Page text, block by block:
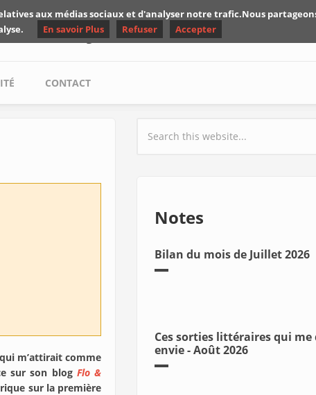
de Yuyine
CONTACT
m’attirait comme
sur son blog Flo &
sur la première
Search form
Notes
Bilan du mois de Juillet 2026
Ces sorties littéraires qui
envie - Août 2026
aux médias sociaux et d'analyser notre trafic.Nous
En savoir Plus Refuser Accepter